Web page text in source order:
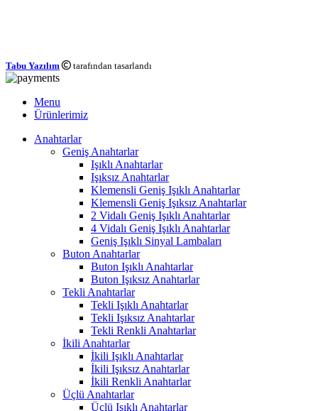
Tabu Yazılım tarafından tasarlandı
Menu
Ürünlerimiz
Anahtarlar
Geniş Anahtarlar
Işıklı Anahtarlar
Işıksız Anahtarlar
Klemensli Geniş Işıklı Anahtarlar
Klemensli Geniş Işıksız Anahtarlar
2 Vidalı Geniş Işıklı Anahtarlar
4 Vidalı Geniş Işıklı Anahtarlar
Geniş Işıklı Sinyal Lambaları
Buton Anahtarlar
Buton Işıklı Anahtarlar
Buton Işıksız Anahtarlar
Tekli Anahtarlar
Tekli Işıklı Anahtarlar
Tekli Işıksız Anahtarlar
Tekli Renkli Anahtarlar
İkili Anahtarlar
İkili Işıklı Anahtarlar
İkili Işıksız Anahtarlar
İkili Renkli Anahtarlar
Üçlü Anahtarlar
Üçlü Işıklı Anahtarlar